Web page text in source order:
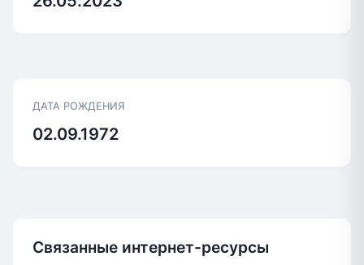
ДАТА РОЖДЕНИЯ
02.09.1972
Связанные интернет-ресурсы